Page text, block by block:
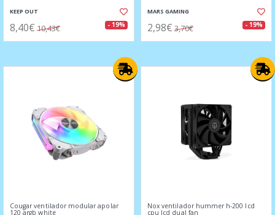
KEEP OUT
8,40€ 10,43€ - 19%
MARS GAMING
2,98€ 3,70€ - 19%
Cougar ventilador modular apolar
120 argb white
Nox ventilador hummer h-200 lcd
cpu lcd dual fan